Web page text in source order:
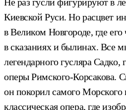
Киевской Руси. Но расцвет
в Великом Новгороде, где его
в сказаниях и былинах. Все
легендарного гусляра
оперы Римского-Корсакова.
он покорил самого Морского
классическая опера, где